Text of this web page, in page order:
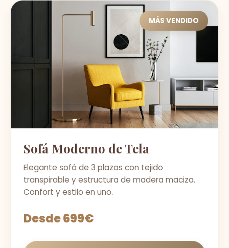
MÁS VENDIDO
Sofá Moderno de Tela
Elegante sofá de 3 plazas con tejido
transpirable y estructura de madera maciza.
Confort y estilo en uno.
Desde 699€